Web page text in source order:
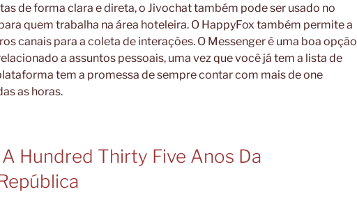
de forma clara e direta, o Jivochat também pode ser usado no
quem trabalha na área hoteleira. O HappyFox também permite a
canais para a coleta de interações. O Messenger é uma boa opção
a assuntos pessoais, uma vez que você já tem a lista de
tem a promessa de sempre contar com mais de one
as horas.
Hundred Thirty Five Anos Da